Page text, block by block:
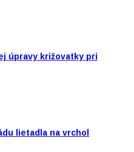
úpravy križovatky pri
lietadla na vrchol